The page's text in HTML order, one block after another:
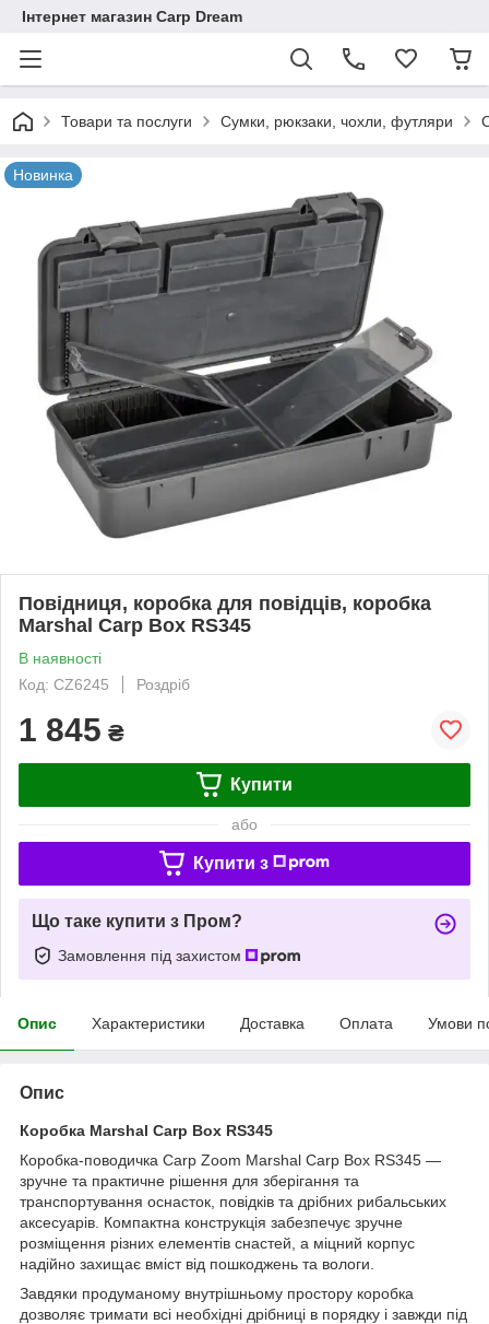
Інтернет магазин Carp Dream
Товари та послуги Сумки, рюкзаки, чохли, футляри
Новинка
Повідниця, коробка для повідців, коробка
Marshal Carp Box RS345
В наявності
Код: CZ6245
Роздріб
1 845 ₴
Купити
або
Купити з
Що таке купити з Пром?
Замовлення під захистом
Опис Характеристики Доставка Оплата Умови
Опис
Коробка Marshal Carp Box RS345
Коробка-поводичка Carp Zoom Marshal Carp Box RS345 —
зручне та практичне рішення для зберігання та
транспортування оснасток, повідків та дрібних рибальських
аксесуарів. Компактна конструкція забезпечує зручне
розміщення різних елементів снастей, а міцний корпус
надійно захищає вміст від пошкоджень та вологи.
Завдяки продуманому внутрішньому простору коробка
дозволяє тримати всі необхідні дрібниці в порядку і завжди під